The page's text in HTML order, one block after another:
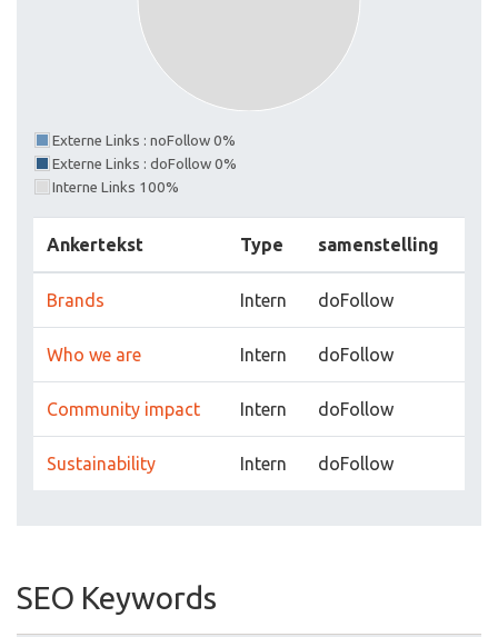
Externe Links : noFollow 0%
Externe Links : doFollow 0%
Interne Links 100%
Ankertekst Type samenstelling
Brands Intern doFollow
Who we are Intern doFollow
Community impact Intern doFollow
Sustainability Intern doFollow
SEO Keywords